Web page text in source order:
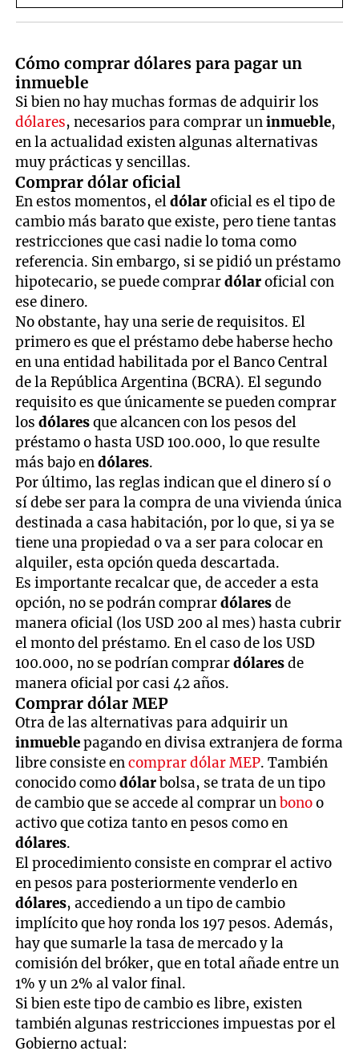
Cómo comprar dólares para pagar un
inmueble
Si bien no hay muchas formas de adquirir los
dólares, necesarios para comprar uninmueble,
en la actualidad existen algunas alternativas
muy prácticas y sencillas.
Comprar dólar oficial
En estos momentos, eldólaroficial es el tipo de
cambio más barato que existe, pero tiene tantas
restricciones que casi nadie lo toma como
referencia. Sin embargo, si se pidió un préstamo
hipotecario, se puede comprardólaroficial con
ese dinero.
No obstante, hay una serie de requisitos. El
primero es que el préstamo debe haberse hecho
en una entidad habilitada por el Banco Central
de la República Argentina (BCRA). El segundo
requisito es que únicamente se pueden comprar
losdólaresque alcancen con los pesos del
préstamo o hasta USD 100.000, lo que resulte
más bajo endólares.
Por último, las reglas indican que el dinero sí o
sí debe ser para la compra de una vivienda única
destinada a casa habitación, por lo que, si ya se
tiene una propiedad o va a ser para colocar en
alquiler, esta opción queda descartada.
Es importante recalcar que, de acceder a esta
opción, no se podrán comprardólaresde
manera oficial (los USD 200 al mes) hasta cubrir
el monto del préstamo. En el caso de los USD
100.000, no se podrían comprardólaresde
manera oficial por casi 42 años.
Comprar dólar MEP
Otra de las alternativas para adquirir un
inmueblepagando en divisa extranjera de forma
libre consiste encomprar dólar MEP. También
conocido comodólarbolsa, se trata de un tipo
de cambio que se accede al comprar unbonoo
activo que cotiza tanto en pesos como en
dólares.
El procedimiento consiste en comprar el activo
en pesos para posteriormente venderlo en
dólares, accediendo a un tipo de cambio
implícito que hoy ronda los 197 pesos. Además,
hay que sumarle la tasa de mercado y la
comisión del bróker, que en total añade entre un
1% y un 2% al valor final.
Si bien este tipo de cambio es libre, existen
también algunas restricciones impuestas por el
Gobierno actual: